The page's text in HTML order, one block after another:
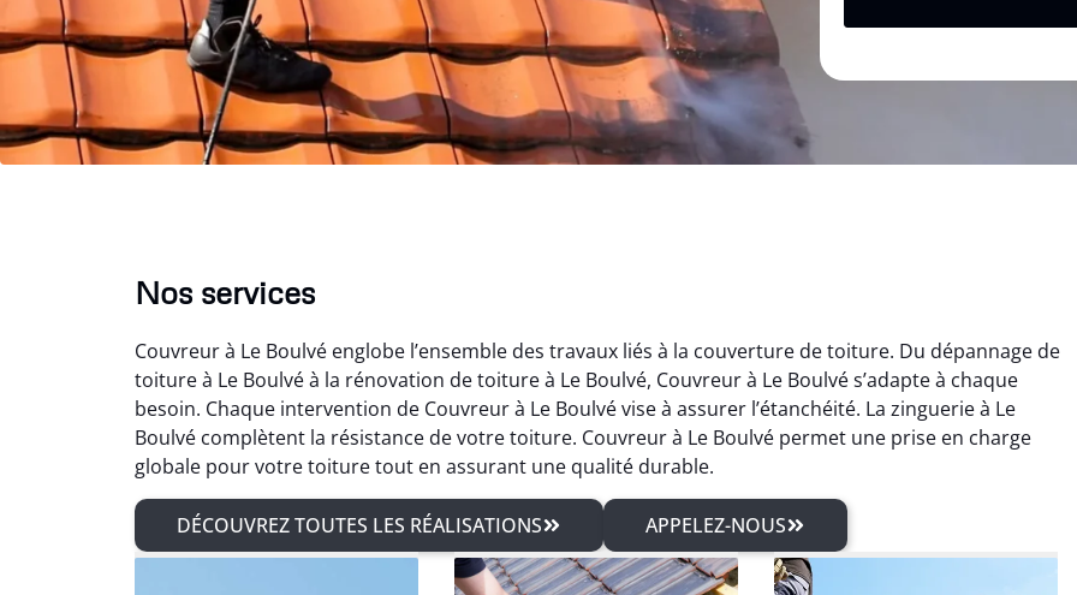
Nos services
Couvreur à Le Boulvé englobe l’ensemble des travaux liés à la couverture de toiture. Du dépannage de
toiture à Le Boulvé à la rénovation de toiture à Le Boulvé, Couvreur à Le Boulvé s’adapte à chaque
besoin. Chaque intervention de Couvreur à Le Boulvé vise à assurer l’étanchéité. La zinguerie à Le
Boulvé complètent la résistance de votre toiture. Couvreur à Le Boulvé permet une prise en charge
globale pour votre toiture tout en assurant une qualité durable.
DÉCOUVREZ TOUTES LES RÉALISATIONS APPELEZ-NOUS
Adrien Rolland